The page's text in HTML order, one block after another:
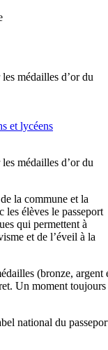
médailles d’or du
et lycéens
médailles d’or du
la commune et la
élèves le passeport
qui permettent à
et de l’éveil à la
(bronze, argent
Un moment toujours
national du